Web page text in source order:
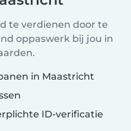
te verdienen door te
oppaswerk bij jou in
in Maastricht
ID-verificatie